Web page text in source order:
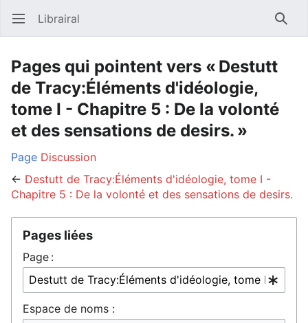
Ouvrir le menu principal Librairal
Pages qui pointent vers « Destutt
de Tracy:Éléments d'idéologie,
tome I - Chapitre 5 : De la volonté
et des sensations de desirs. »
Page Discussion
← Destutt de Tracy:Éléments d'idéologie, tome I -
Chapitre 5 : De la volonté et des sensations de desirs.
Pages liées
Page :
Espace de noms :